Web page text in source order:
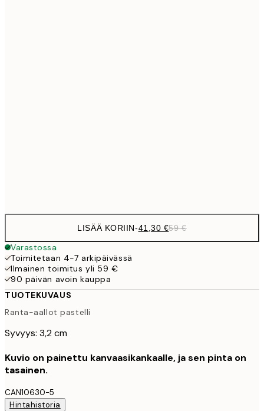
LISÄÄ KORIIN-41,30 €59 €
Varastossa
Toimitetaan 4-7 arkipäivässä
Ilmainen toimitus yli 59 €
90 päivän avoin kauppa
TUOTEKUVAUS
Ranta-aallot pastelli
Syvyys: 3,2 cm
Kuvio on painettu kanvaasikankaalle, ja sen pinta on
tasainen.
CAN10630-5
Hintahistoria